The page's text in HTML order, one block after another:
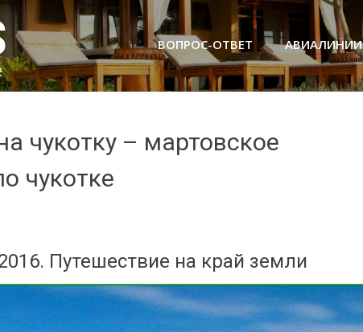
АВИАЛИНИИ
ВОПРОС-ОТВЕТ
чукотку – мартовское
чукотке
Путешествие на край земли